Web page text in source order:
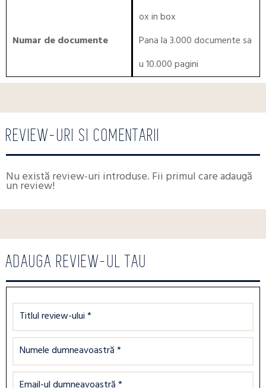
ox in box
Numar de documente
Pana la 3.000 documente sa
u 10.000 pagini
REVIEW-URI SI COMENTARII
Nu există review-uri introduse. Fii primul care adaugă
un review!
ADAUGA REVIEW-UL TAU